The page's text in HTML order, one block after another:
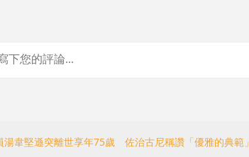
湯韋堅遜突離世享年75歲 佐治古尼稱讚「優雅的典範」